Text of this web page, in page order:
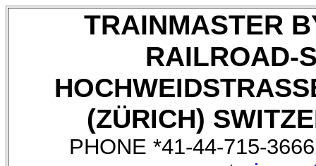
TRAINMASTER
RAILROAD-
(ZÜRICH)
PHONE *41-44-715-